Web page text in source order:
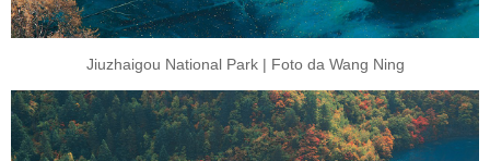
Jiuzhaigou National Park | Foto da Wang Ning